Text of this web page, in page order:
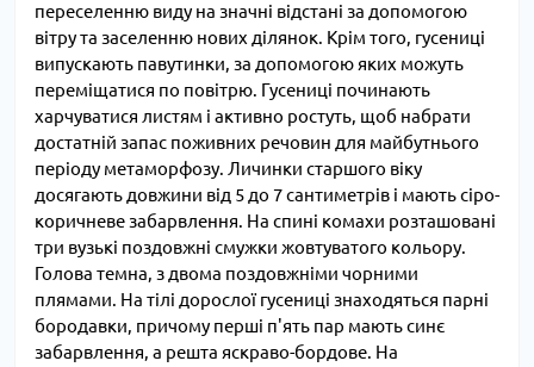
переселенню виду на значні відстані за допомогою
вітру та заселенню нових ділянок. Крім того, гусениці
випускають павутинки, за допомогою яких можуть
переміщатися по повітрю. Гусениці починають
харчуватися листям і активно ростуть, щоб набрати
достатній запас поживних речовин для майбутнього
періоду метаморфозу. Личинки старшого віку
досягають довжини від 5 до 7 сантиметрів і мають сіро-
коричневе забарвлення. На спині комахи розташовані
три вузькі поздовжні смужки жовтуватого кольору.
Голова темна, з двома поздовжніми чорними
плямами. На тілі дорослої гусениці знаходяться парні
бородавки, причому перші п'ять пар мають синє
забарвлення, а решта яскраво-бордове. На